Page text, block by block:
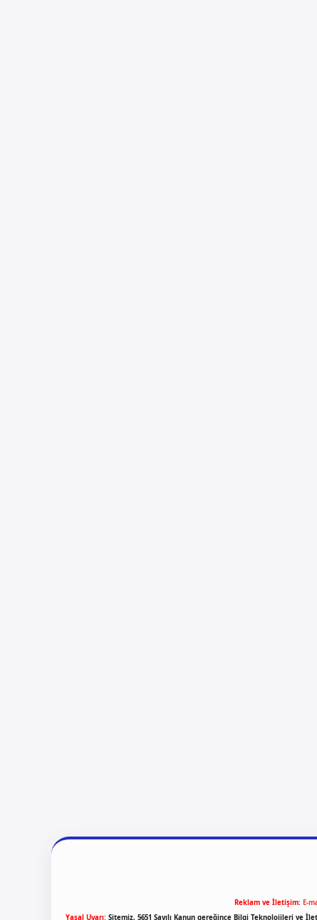
Reklam ve İletişim: E-
Yasal Uyarı: Sitemiz, 5651 Sayılı Kanun gereğince Bilgi Teknolojileri ve